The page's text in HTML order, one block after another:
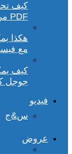
كيف
PDF من داخل متصفح كروم؟
هكذا
مع
كيف
جوجل
فيديو
س&ج
عروض